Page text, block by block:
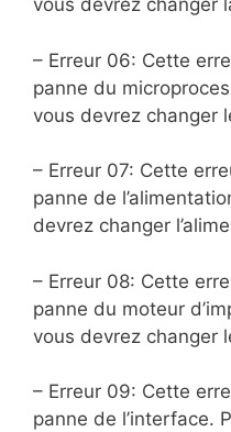
vous devrez changer
– Erreur 06: Cette
panne du
vous devrez changer
– Erreur 07: Cette
panne de
devrez changer
– Erreur 08: Cette
panne du moteur
vous devrez changer
– Erreur 09: Cette
panne de l’interface.